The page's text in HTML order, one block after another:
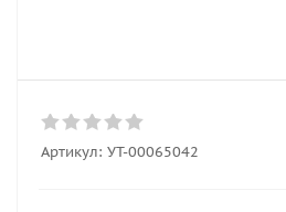
Артикул: УТ-00065042